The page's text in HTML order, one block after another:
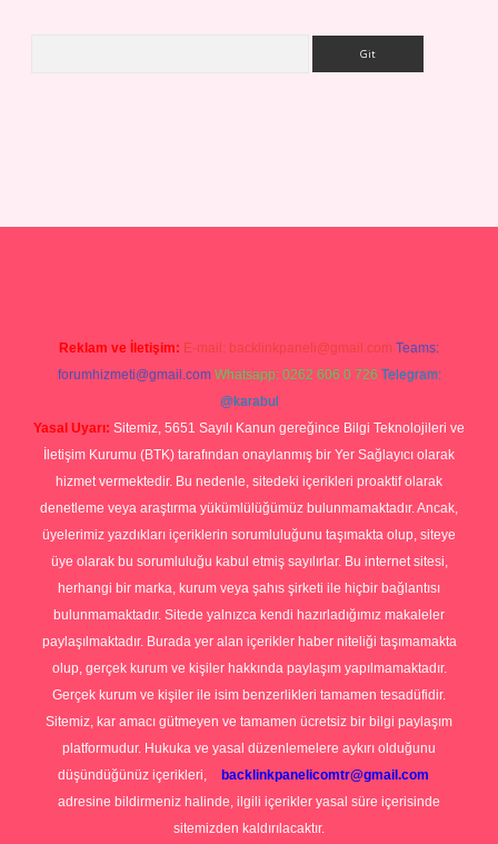
Reklam ve İletişim: E-mail: backlinkpaneli@gmail.com Teams:
forumhizmeti@gmail.com Whatsapp: 0262 606 0 726 Telegram:
@karabul
Yasal Uyarı: Sitemiz, 5651 Sayılı Kanun gereğince Bilgi Teknolojileri ve
İletişim Kurumu (BTK) tarafından onaylanmış bir Yer Sağlayıcı olarak
hizmet vermektedir. Bu nedenle, sitedeki içerikleri proaktif olarak
denetleme veya araştırma yükümlülüğümüz bulunmamaktadır. Ancak,
üyelerimiz yazdıkları içeriklerin sorumluluğunu taşımakta olup, siteye
üye olarak bu sorumluluğu kabul etmiş sayılırlar. Bu internet sitesi,
herhangi bir marka, kurum veya şahıs şirketi ile hiçbir bağlantısı
bulunmamaktadır. Sitede yalnızca kendi hazırladığımız makaleler
paylaşılmaktadır. Burada yer alan içerikler haber niteliği taşımamakta
olup, gerçek kurum ve kişiler hakkında paylaşım yapılmamaktadır.
Gerçek kurum ve kişiler ile isim benzerlikleri tamamen tesadüfidir.
Sitemiz, kar amacı gütmeyen ve tamamen ücretsiz bir bilgi paylaşım
platformudur. Hukuka ve yasal düzenlemelere aykırı olduğunu
düşündüğünüz içerikleri,
backlinkpanelicomtr@gmail.com
adresine bildirmeniz halinde, ilgili içerikler yasal süre içerisinde
sitemizden kaldırılacaktır.